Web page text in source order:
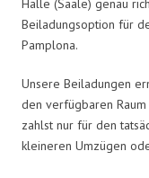
Halle (Saale) genau
Beiladungsoption für
Pamplona.
Unsere Beiladungen
den verfügbaren
zahlst nur für den
kleineren Umzügen